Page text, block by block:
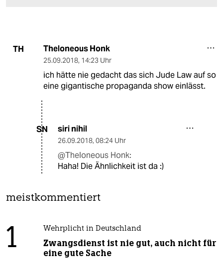
TH Theloneous Honk
25.09.2018, 14:23 Uhr
ich hätte nie gedacht das sich Jude Law auf so
eine gigantische propaganda show einlässt.
SN siri nihil
26.09.2018, 08:24 Uhr
@Theloneous Honk:
Haha! Die Ähnlichkeit ist da :)
meistkommentiert
1 Wehrplicht in Deutschland
Zwangsdienst ist nie gut, auch nicht für
eine gute Sache